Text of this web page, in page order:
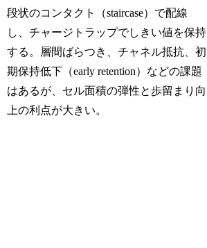
段状のコンタクト（staircase）で配線
し、チャージトラップでしきい値を保持
する。層間ばらつき、チャネル抵抗、初
期保持低下（early retention）などの課題
はあるが、セル面積の弾性と歩留まり向
上の利点が大きい。